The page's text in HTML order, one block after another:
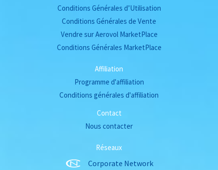
Conditions Générales d’Utilisation
Conditions Générales de Vente
Vendre sur Aerovol MarketPlace
Conditions Générales MarketPlace
Affiliation
Programme d'affiliation
Conditions générales d'affiliation
Contact
Nous contacter
Réseaux
Corporate Network